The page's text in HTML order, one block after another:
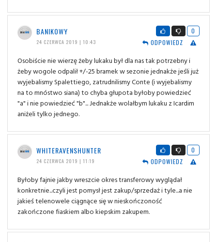
BANIKOWY
24 CZERWCA 2019 | 10:43
0
ODPOWIEDZ
Osobiście nie wierzę żeby lukaku był dla nas tak potrzebny i
żeby wogole odpalił +/-25 bramek w sezonie jednakże jeśli już
wyjebalismy Spalettiego, zatrudnilismy Conte (i wyjebalismy
na to mnóstwo siana) to chyba głupota byłoby powiedzieć
"a" i nie powiedzieć "b"... Jednakże wolałbym lukaku z Icardim
aniżeli tylko jednego.
WHITERAVENSHUNTER
24 CZERWCA 2019 | 11:19
0
ODPOWIEDZ
Byłoby fajnie jakby wreszcie okres transferowy wyglądał
konkretnie...czyli jest pomysł jest zakup/sprzedaż i tyle...a nie
jakieś telenowele ciągnące się w nieskończoność
zakończone fiaskiem albo kiepskim zakupem.